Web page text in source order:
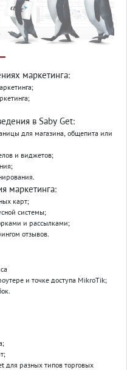
маркетинга:
в Saby Get:
для магазина, общепита или
и виджетов;
маркетинга:
карт;
системы;
и рассылками;
отзывов.
и точке доступа MikroTik;
для разных типов торговых